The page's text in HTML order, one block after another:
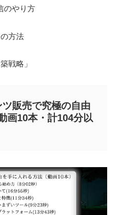
のやり方
方法
戦略」
販売で究極の自由
画10本・計104分以